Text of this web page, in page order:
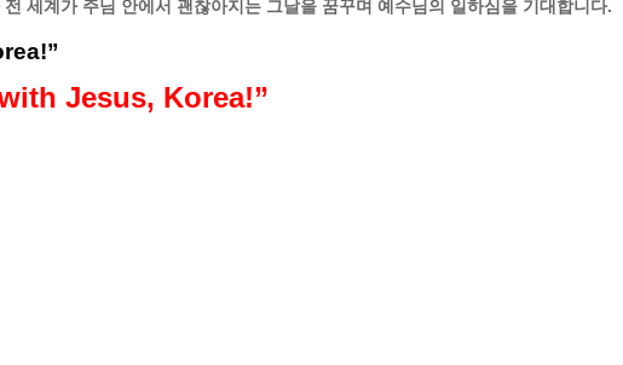
전 세계가 주님 안에서 괜찮아지는 그날을 꿈꾸며예수님의 일하심을 기대합니다.
Jesus, Korea!”